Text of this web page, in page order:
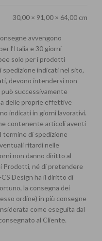
30,00 × 91,00 × 64,00 cm
avvengono
l’Italia e 30 giorni
solo per i prodotti
spedizione indicati nel sito,
devono intendersi non
può successivamente
delle proprie effettive
indicati in giorni lavorativi.
contenente articoli aventi
termine di spedizione
ritardi nelle
non danno diritto al
Prodotti, né di pretendere
Design ha il diritto di
la consegna dei
ordine) in più consegne
come eseguita dal
al Cliente.